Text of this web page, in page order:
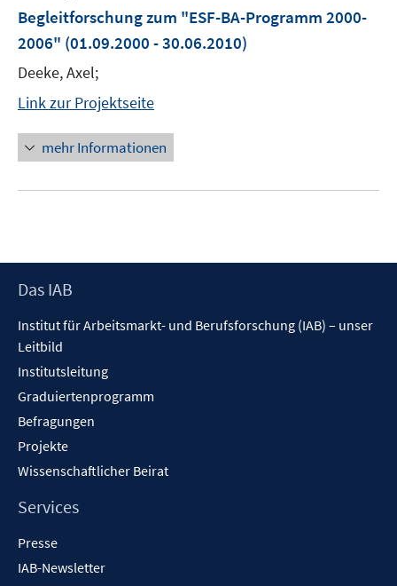
Begleitforschung zum "ESF-BA-Programm 2000-
2006" (01.09.2000 - 30.06.2010)
Deeke, Axel;
Link zur Projektseite
mehr Informationen
Footer
Das IAB
Institut für Arbeitsmarkt- und Berufsforschung (IAB) – unser
Leitbild
Institutsleitung
Graduiertenprogramm
Befragungen
Projekte
Wissenschaftlicher Beirat
Services
Presse
IAB-Newsletter